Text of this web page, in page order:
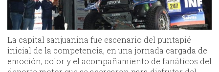
La capital sanjuanina fue escenario del puntapié
inicial de la competencia, en una jornada cargada de
emoción, color y el acompañamiento de fanáticos del